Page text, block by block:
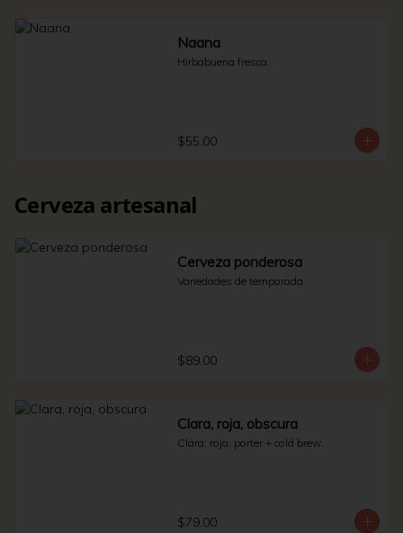
Naana
Hirbabuena fresca.
$55.00
Cerveza artesanal
Cerveza ponderosa
Variedades de temporada.
$89.00
Clara, roja, obscura
Clara, roja, porter + cold brew.
$79.00